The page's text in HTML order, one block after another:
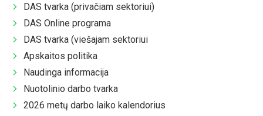
DAS tvarka (privačiam sektoriui)
DAS Online programa
DAS tvarka (viešajam sektoriui
Apskaitos politika
Naudinga informacija
Nuotolinio darbo tvarka
2026 metų darbo laiko kalendorius